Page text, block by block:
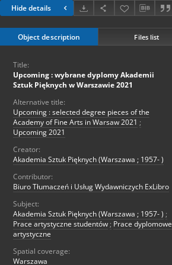
Hide details
Object description Files list
Title:
Upcoming : wybrane dyplomy Akademii
Sztuk Pięknych w Warszawie 2021
Alternative title:
Upcoming : selected degree pieces of the
Academy of Fine Arts in Warsaw 2021 ;
Upcoming 2021
Creator:
Akademia Sztuk Pięknych (Warszawa ; 1957- )
Contributor:
Biuro Tłumaczeń i Usług Wydawniczych ExLibro
Subject:
Akademia Sztuk Pięknych (Warszawa ; 1957- ) ;
Prace artystyczne studentów ; Prace dyplomowe
artystyczne
Spatial coverage:
Warszawa